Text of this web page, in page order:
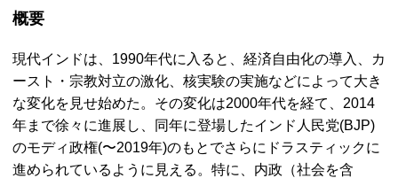
概要
現代インドは、1990年代に入ると、経済自由化の導入、カ
ースト・宗教対立の激化、核実験の実施などによって大き
な変化を見せ始めた。その変化は2000年代を経て、2014
年まで徐々に進展し、同年に登場したインド人民党(BJP)
のモディ政権(〜2019年)のもとでさらにドラスティックに
進められているように見える。特に、内政（社会を含